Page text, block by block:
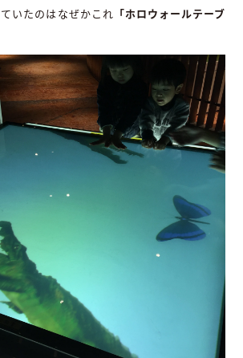
いたのはなぜかこれ 「ホロウォールテーブ